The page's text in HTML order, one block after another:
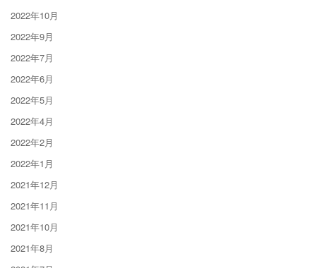
2022年10月
2022年9月
2022年7月
2022年6月
2022年5月
2022年4月
2022年2月
2022年1月
2021年12月
2021年11月
2021年10月
2021年8月